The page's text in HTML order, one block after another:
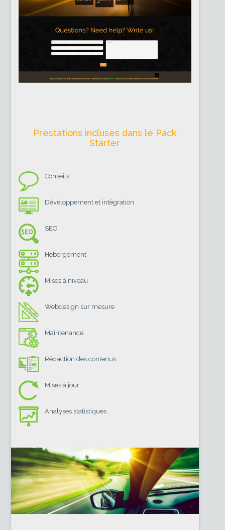
Prestations incluses dans le Pack
Starter
Conseils
Développement et intégration
SEO
Hébergement
Mises à niveau
Webdesign sur mesure
Maintenance
Rédaction des contenus
Mises à jour
Analyses statistiques